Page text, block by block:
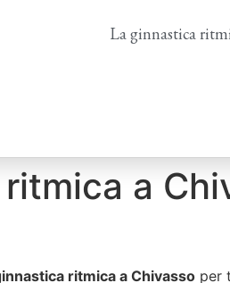
La ginnastica
a
ritmica a Chivasso per